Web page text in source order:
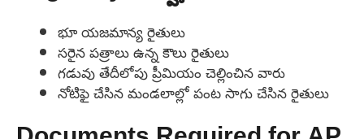
భూ యజమాన్య రైతులు
సరైన పత్రాలు ఉన్న కౌలు రైతులు
గడువు తేదీలోపు ప్రీమియం చెల్లించిన వారు
నోటిఫై చేసిన మండలాల్లో పంట సాగు చేసిన రైతులు